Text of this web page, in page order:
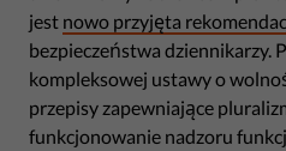
jest nowo przyjęta
bezpieczeństwa dziennikarzy.
kompleksowej ustawy o
przepisy zapewniające
funkcjonowanie nadzoru